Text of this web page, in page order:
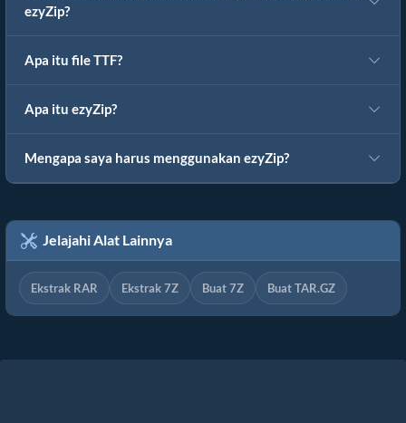
ezyZip?
Apa itu file TTF?
Apa itu ezyZip?
Mengapa saya harus menggunakan ezyZip?
Jelajahi Alat Lainnya
Ekstrak RAR Ekstrak 7Z Buat 7Z Buat TAR.GZ